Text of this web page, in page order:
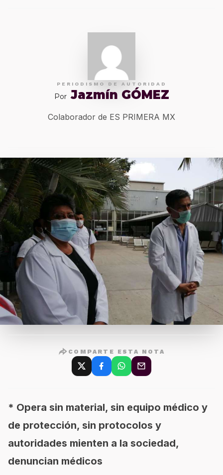
PERIODISMO DE AUTORIDAD
Por Jazmín GÓMEZ
Colaborador de ES PRIMERA MX
COMPARTE ESTA NOTA
* Opera sin material, sin equipo médico y
de protección, sin protocolos y
autoridades mienten a la sociedad,
denuncian médicos